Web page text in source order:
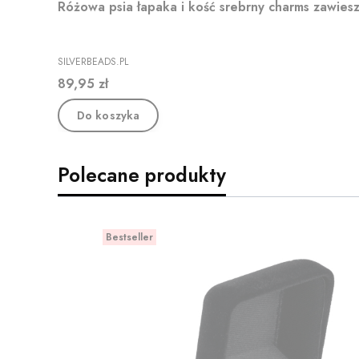
Różowa psia łapaka i kość srebrny charms
PRODUCENT
SILVERBEADS.PL
Cena
89,95 zł
Do koszyka
Polecane produkty
Bestseller